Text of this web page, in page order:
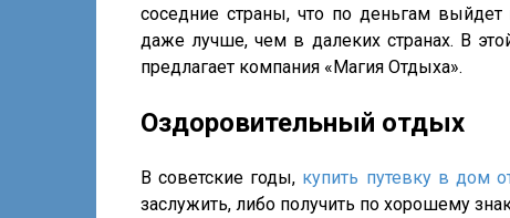
соседние страны, что по деньгам
даже лучше, чем в далеких странах. В
предлагает компания «Магия Отдыха».
Оздоровительный отдых
В советские годы, купить путевку в дом
заслужить, либо получить по хорошему